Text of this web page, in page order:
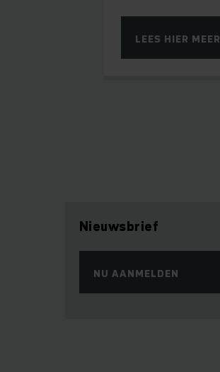
LEES HIER MEER
Nieuwsbrief
NU AANMELDEN